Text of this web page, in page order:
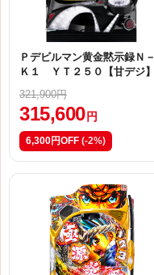
Ｐデビルマン黄金黙示録Ｎ－
Ｋ１ ＹＴ２５０【甘デジ】
321,900円
315,600 円
6,300円OFF (-2%)